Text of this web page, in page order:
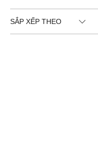
SẮP XẾP THEO